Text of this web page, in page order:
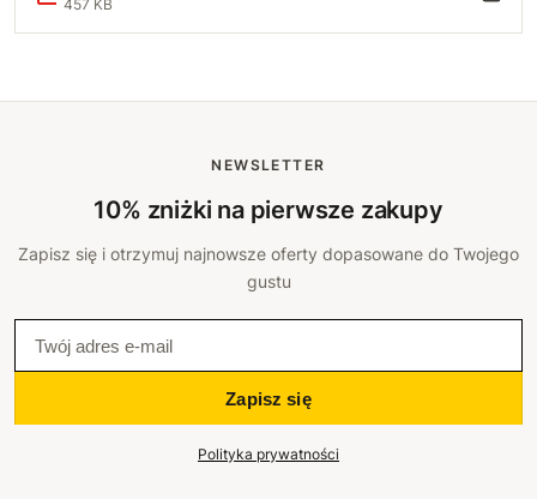
457 KB
NEWSLETTER
10% zniżki na pierwsze zakupy
Zapisz się i otrzymuj najnowsze oferty dopasowane do Twojego
gustu
Zapisz się
Polityka prywatności